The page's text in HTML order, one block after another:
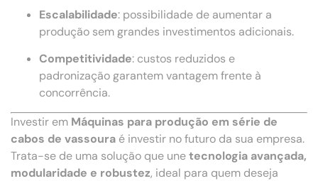
Escalabilidade: possibilidade de aumentar a
produção sem grandes investimentos adicionais.
Competitividade: custos reduzidos e
padronização garantem vantagem frente à
concorrência.
Investir em Máquinas para produção em série de
cabos de vassoura é investir no futuro da sua empresa.
Trata-se de uma solução que unetecnologia avançada,
modularidade e robustez, ideal para quem deseja